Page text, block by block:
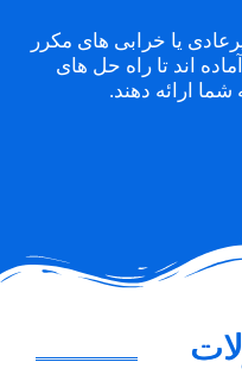
یا خرابی های مکرر
اند تا راه حل های
ارائه دهند.